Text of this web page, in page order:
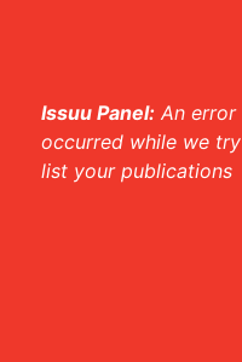
Issuu Panel: An error
occurred while we try
list your publications